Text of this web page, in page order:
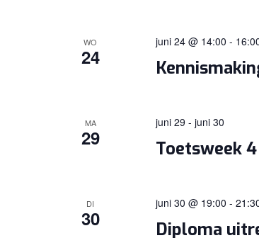
WO
24
juni 24 @ 14:00 -
MA
29 Toetsweek 4
juni 29 - juni 30
DI
30 Diploma
juni 30 @ 19:00 -